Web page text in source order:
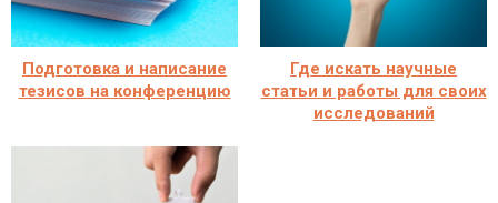
Подготовка и написание
тезисов на конференцию
Где искать научные
статьи и работы для своих
исследований